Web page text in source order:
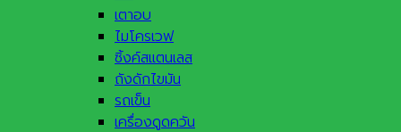
เตาอบ
ไมโครเวฟ
ซิ้งค์สแตนเลส
ถังดักไขมัน
รถเข็น
เครื่องดูดควัน